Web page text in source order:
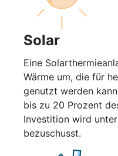
Solar
Eine
Wärme um, die für
genutzt werden
bis zu 20 Prozent
Investition wird
bezuschusst.